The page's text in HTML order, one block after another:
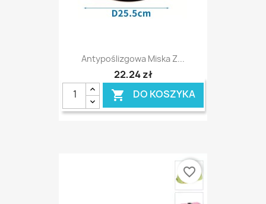
Antypoślizgowa Miska Z...
22,24 zł
 DO KOSZYKA
favorite_border